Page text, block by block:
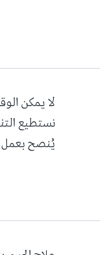
لا يمكن
نستطيع
يُنصح بعمل